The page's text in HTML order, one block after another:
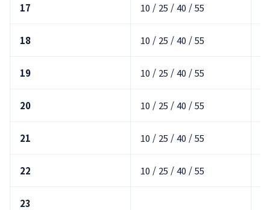
17 10 / 25 / 40 / 55
18 10 / 25 / 40 / 55
19 10 / 25 / 40 / 55
20 10 / 25 / 40 / 55
21 10 / 25 / 40 / 55
22 10 / 25 / 40 / 55
23